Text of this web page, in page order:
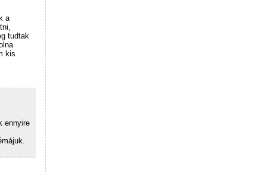
a
tudtak
kis
ennyire